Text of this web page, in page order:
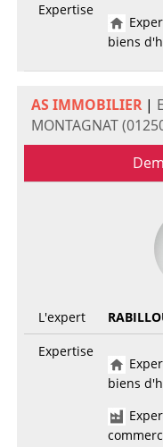
Expertise
biens
AS IMMOBILIER|
MONTAGNAT
L'expert
Expertise
biens